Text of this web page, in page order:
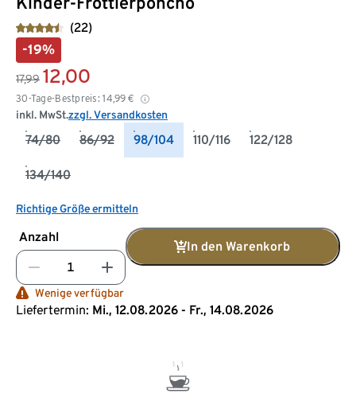
(22)
-19%
17,99 12,00
30-Tage-Bestpreis: 14,99 €
inkl. MwSt.zzgl. Versandkosten
74/80 86/92 98/104 110/116 122/128
134/140
Richtige Größe ermitteln
Anzahl
In den Warenkorb
Wenige verfügbar
Liefertermin: Mi., 12.08.2026 - Fr., 14.08.2026